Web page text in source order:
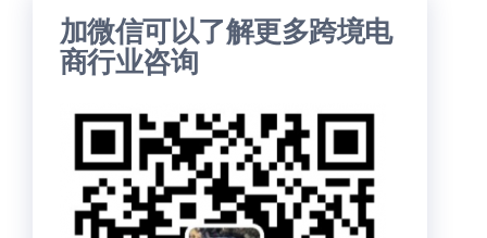
加微信可以了解更多跨境电
商行业咨询